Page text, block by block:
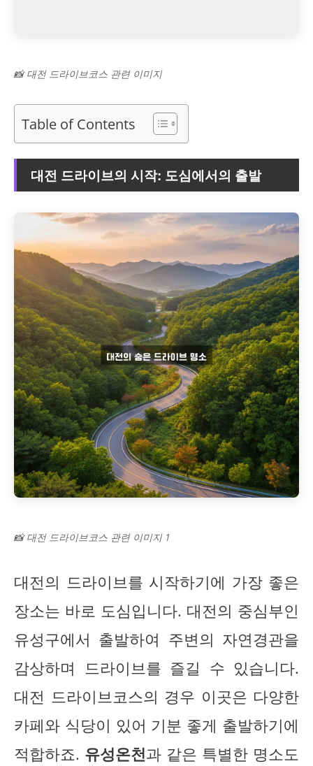
📸 대전 드라이브코스 관련 이미지
Table of Contents
대전 드라이브의 시작: 도심에서의 출발
📸 대전 드라이브코스 관련 이미지 1
대전의 드라이브를 시작하기에 가장 좋은
장소는 바로 도심입니다. 대전의 중심부인
유성구에서 출발하여 주변의 자연경관을
감상하며 드라이브를 즐길 수 있습니다.
대전 드라이브코스의 경우 이곳은 다양한
카페와 식당이 있어 기분 좋게 출발하기에
적합하죠. 유성온천과 같은 특별한 명소도